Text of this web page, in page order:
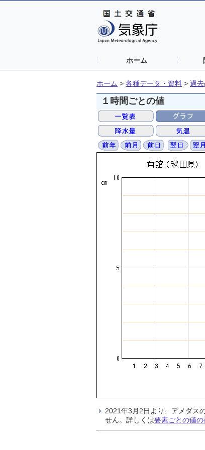
ホーム
ホーム > 各種データ・資料 > 過
１時間ごとの値
2021年3月2日より、アメダス
せん。詳しくは要素ごとの値の